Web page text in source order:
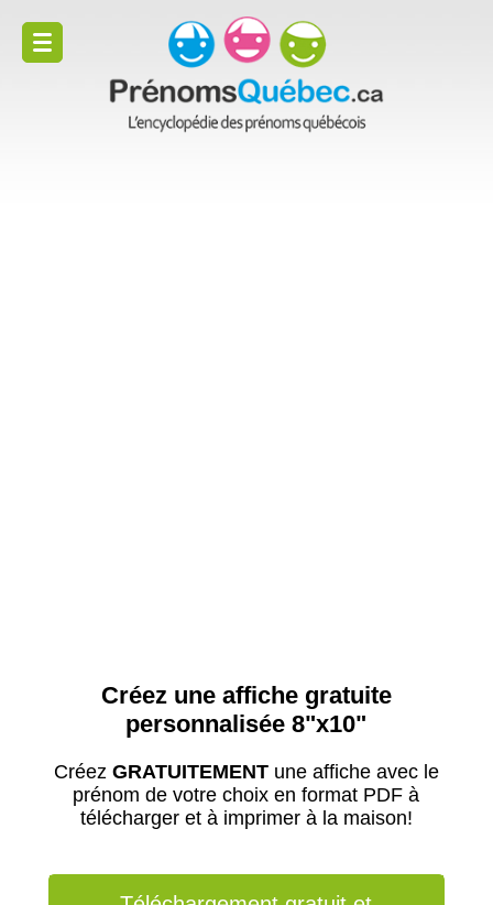
Créez une affiche gratuite
personnalisée 8"x10"
Créez GRATUITEMENTune affiche avec le
prénom de votre choix en format PDF à
télécharger et à imprimer à la maison!